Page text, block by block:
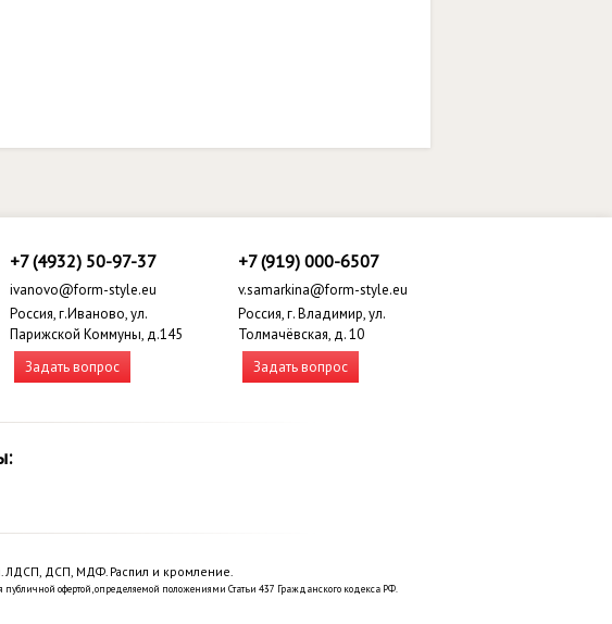
+7 (4932) 50-97-37
ivanovo@form-style.eu
Россия, г.Иваново, ул.
Парижской Коммуны, д.145
Задать вопрос
+7 (919) 000-6507
v.samarkina@form-style.eu
Россия, г. Владимир, ул.
Толмачёвская, д. 10
Задать вопрос
ЛДСП, ДСП, МДФ. Распил и кромление.
офертой, определяемой положениями Статьи 437 Гражданского кодекса РФ.